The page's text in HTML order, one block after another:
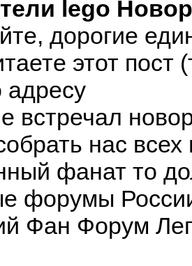
lego
дорогие
этот пост
встречал
нас всех
фанат то
форумы
Фан Форум